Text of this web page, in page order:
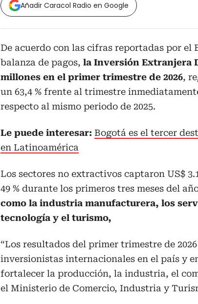
Añadir Caracol Radio en Google
De acuerdo con las cifras reportadas por el
balanza de pagos, la Inversión Extranjera
millones en el primer trimestre de 2026,
un 63,4 % frente al trimestre
respecto al mismo periodo de 2025.
Le puede interesar: Bogotá es el tercer
en Latinoamérica
Los sectores no extractivos captaron US$
49 % durante los primeros tres meses del
como la industria manufacturera, los
tecnología y el turismo,
“Los resultados del primer trimestre de
inversionistas internacionales en el país y
fortalecer la producción, la industria, el
el Ministerio de Comercio, Industria y